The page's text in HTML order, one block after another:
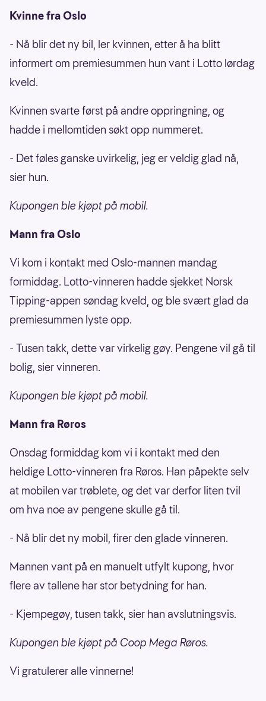
Kvinne fra Oslo
- Nå blir det ny bil, ler kvinnen, etter å ha blitt
informert om premiesummen hun vant i Lotto lørdag
kveld.
Kvinnen svarte først på andre oppringning, og
hadde i mellomtiden søkt opp nummeret.
- Det føles ganske uvirkelig, jeg er veldig glad nå,
sier hun.
Kupongen ble kjøpt på mobil.
Mann fra Oslo
Vi kom i kontakt med Oslo-mannen mandag
formiddag. Lotto-vinneren hadde sjekket Norsk
Tipping-appen søndag kveld, og ble svært glad da
premiesummen lyste opp.
- Tusen takk, dette var virkelig gøy. Pengene vil gå til
bolig, sier vinneren.
Kupongen ble kjøpt på mobil.
Mann fra Røros
Onsdag formiddag kom vi i kontakt med den
heldige Lotto-vinneren fra Røros. Han påpekte selv
at mobilen var trøblete, og det var derfor liten tvil
om hva noe av pengene skulle gå til.
- Nå blir det ny mobil, firer den glade vinneren.
Mannen vant på en manuelt utfylt kupong, hvor
flere av tallene har stor betydning for han.
- Kjempegøy, tusen takk, sier han avslutningsvis.
Kupongen ble kjøpt på Coop Mega Røros.
Vi gratulerer alle vinnerne!